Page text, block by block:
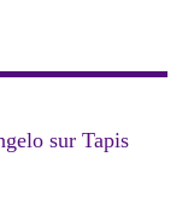
sur Tapis